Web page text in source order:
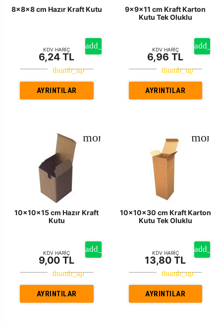
8x8x8 cm Hazır Kraft Kutu
KDV HARİÇ
6,24 TL
AYRINTILAR
9x9x11 cm Kraft Karton
Kutu Tek Oluklu
KDV HARİÇ
6,96 TL
AYRINTILAR
10x10x15 cm Hazır Kraft
Kutu
KDV HARİÇ
9,00 TL
AYRINTILAR
10x10x30 cm Kraft Karton
Kutu Tek Oluklu
KDV HARİÇ
13,80 TL
AYRINTILAR